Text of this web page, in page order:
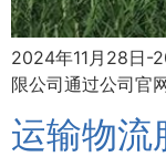
2024年11月28日-
限公司通过公司
运输物流